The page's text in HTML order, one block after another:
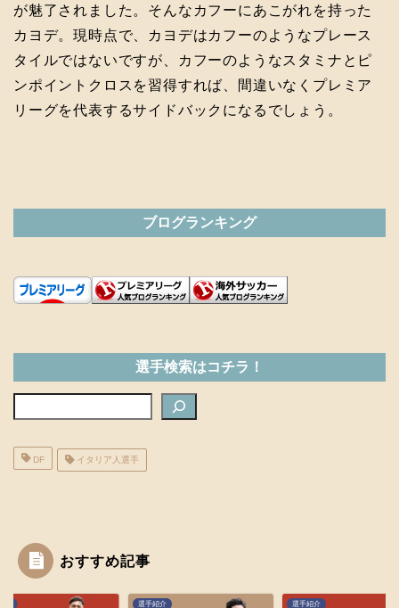
が魅了されました。そんなカフーにあこがれを持った
カヨデ。現時点で、カヨデはカフーのようなプレース
タイルではないですが、カフーのようなスタミナとピ
ンポイントクロスを習得すれば、間違いなくプレミア
リーグを代表するサイドバックになるでしょう。
ブログランキング
選手検索はコチラ！
DF イタリア人選手
おすすめ記事
選手紹介 選手紹介
ホーム